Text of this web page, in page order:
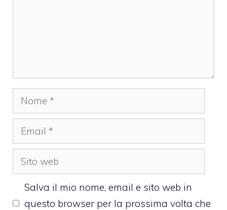
Nome
Email
Sito
web
Salva il mio nome, email e sito web in
questo browser per la prossima volta che